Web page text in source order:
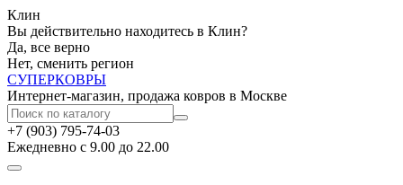
Клин
Вы действительно находитесь в Клин?
Да, все верно
Нет, сменить регион
СУПЕРКОВРЫ
Интернет-магазин, продажа ковров в Москве
+7 (903) 795-74-03
Ежедневно с 9.00 до 22.00